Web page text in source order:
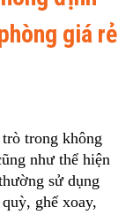
giá rẻ
trong không
như thể hiện
sử dụng
ghế xoay,